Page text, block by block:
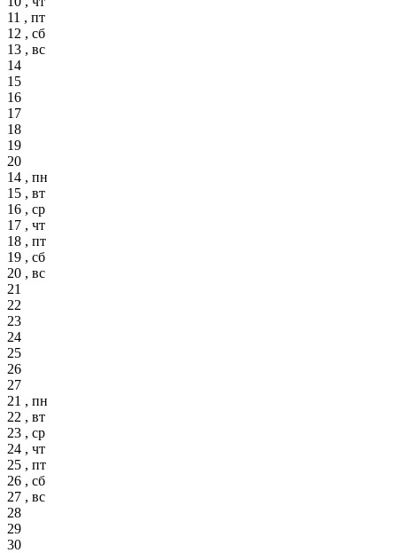
11 , пт
12 , сб
13 , вс
14
15
16
17
18
19
20
14 , пн
15 , вт
16 , ср
17 , чт
18 , пт
19 , сб
20 , вс
21
22
23
24
25
26
27
21 , пн
22 , вт
23 , ср
24 , чт
25 , пт
26 , сб
27 , вс
28
29
30